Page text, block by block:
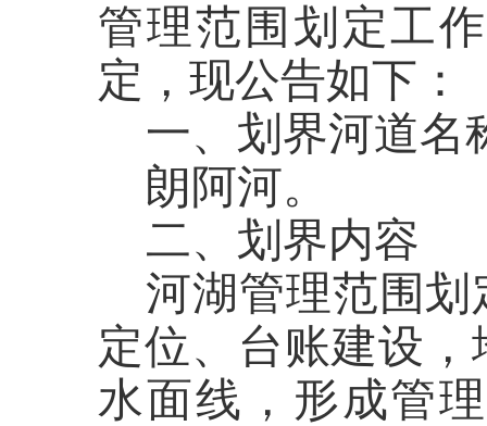
管理范围划定工
定，现公告如下：
一、划界河道名
朗阿河。
二、划界内容
河湖管理范围
定位、台账建设
水面线，形成管